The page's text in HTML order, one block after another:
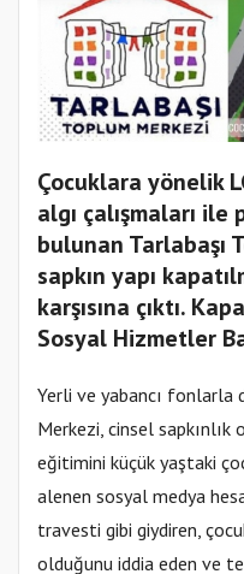
Çocuklara yönelik
algı çalışmaları ile
bulunan Tarlabaşı
sapkın yapı
karşısına çıktı.
Sosyal Hizmetler
Yerli ve yabancı fonlarla
Merkezi, cinsel
eğitimini küçük yaştaki
alenen sosyal medya
travesti gibi giydiren,
olduğunu iddia eden ve